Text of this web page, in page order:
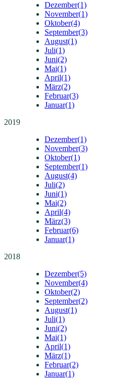
Dezember(1)
November(1)
Oktober(4)
September(3)
August(1)
Juli(1)
Juni(2)
Mai(1)
April(1)
März(2)
Februar(3)
Januar(1)
2019
Dezember(1)
November(3)
Oktober(1)
September(1)
August(4)
Juli(2)
Juni(1)
Mai(2)
April(4)
März(3)
Februar(6)
Januar(1)
2018
Dezember(5)
November(4)
Oktober(2)
September(2)
August(1)
Juli(1)
Juni(2)
Mai(1)
April(1)
März(1)
Februar(2)
Januar(1)